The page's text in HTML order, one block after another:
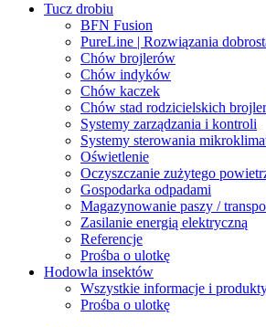
Tucz drobiu
BFN Fusion
PureLine | Rozwiązania
Chów brojlerów
Chów indyków
Chów kaczek
Chów stad rodzicielskich
Systemy zarządzania i kontroli
Systemy sterowania
Oświetlenie
Oczyszczanie zużytego
Gospodarka odpadami
Magazynowanie paszy /
Zasilanie energią elektryczną
Referencje
Prośba o ulotkę
Hodowla insektów
Wszystkie informacje i
Prośba o ulotkę